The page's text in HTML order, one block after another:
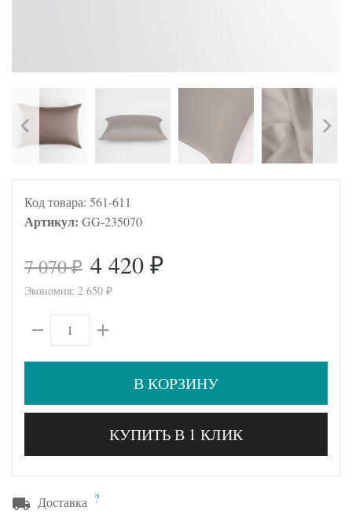
Код товара: 561-611
Артикул: GG-235070
7 070₽ 4 420 ₽
Экономия: 2 650 ₽
В КОРЗИНУ
КУПИТЬ В 1 КЛИК
Доставка ?